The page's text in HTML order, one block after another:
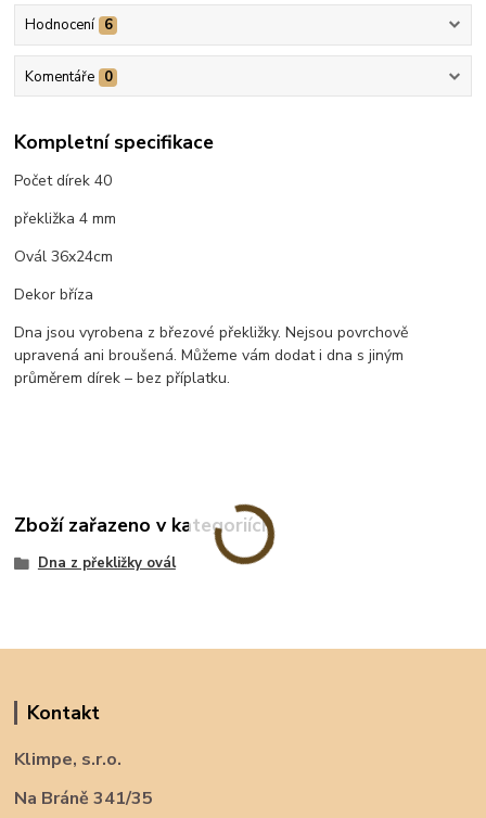
Hodnocení 6
Komentáře 0
Kompletní specifikace
Počet dírek 40
překližka 4 mm
Ovál 36x24cm
Dekor bříza
Dna jsou vyrobena z březové překližky. Nejsou povrchově
upravená ani broušená. Můžeme vám dodat i dna s jiným
průměrem dírek – bez příplatku.
Zboží zařazeno v kategoriích
Dna z překližky ovál
Kontakt
Klimpe, s.r.o.
Na Bráně 341/35